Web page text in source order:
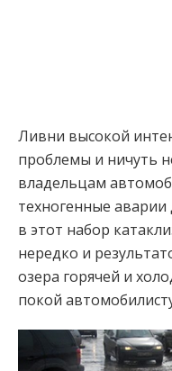
Ливни высокой
проблемы и ничуть
владельцам
техногенные
в этот набор
нередко и
озера горячей и
покой